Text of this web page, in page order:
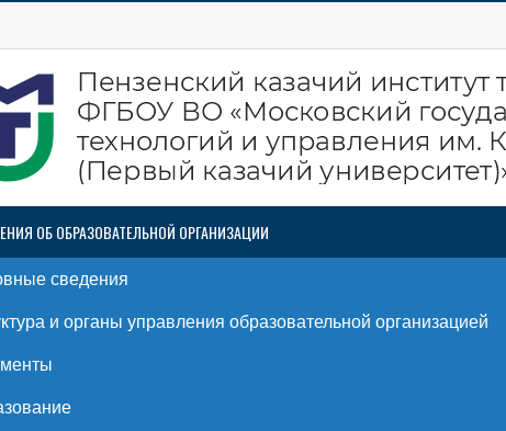
ОБ ОБРАЗОВАТЕЛЬНОЙ ОРГАНИЗАЦИИ
сведения
и органы управления образовательной организацией